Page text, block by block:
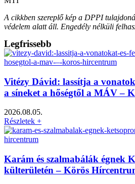
A cikkben szereplő kép a DPPI
védelem alatt áll. Engedély nélküli
Legfrissebb
Vitézy Dávid: lassítja a
a síneket a hőségtől a MÁV –
2026.08.05.
Részletek +
Karám és szalmabálák égnek
külterületén – Körös